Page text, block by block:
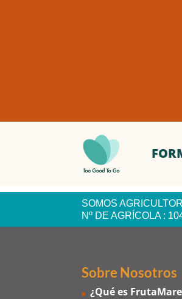
SOMOS
Nº DE AGRÍCOLA :
Sobre Nosotros
¿Qué es